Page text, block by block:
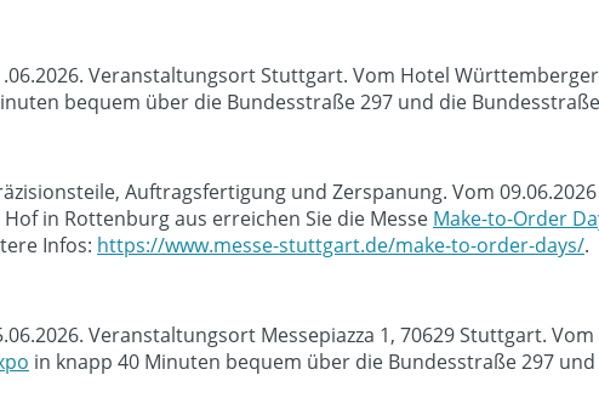
Veranstaltungsort Stuttgart. Vom Hotel
bequem über die Bundesstraße 297 und die
Auftragsfertigung und Zerspanung. Vom
in Rottenburg aus erreichen Sie die Messe Make-to-Order
Infos: https://www.messe-stuttgart.de/make-to-order-days/.
Veranstaltungsort Messepiazza 1, 70629 Stuttgart.
in knapp 40 Minuten bequem über die Bundesstraße 297